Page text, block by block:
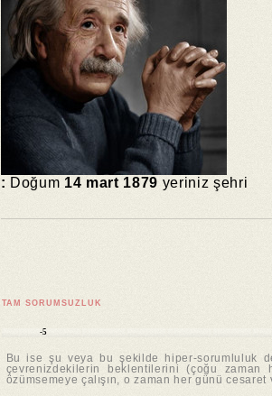
: Doğum 14 mart 1879 yeriniz şehri
TAM SORUMSUZLUK
-5
Bu ise şu veya bu şekilde hiper-sorumluluk
çevrenizdekilerin beklentilerini (çoğu zaman
özümsemeye çalışın, o zaman her günü